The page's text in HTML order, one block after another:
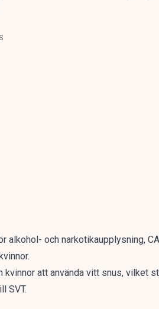
alkohol- och narkotikaupplysning,
kvinnor att använda vitt snus, vilket
SVT.